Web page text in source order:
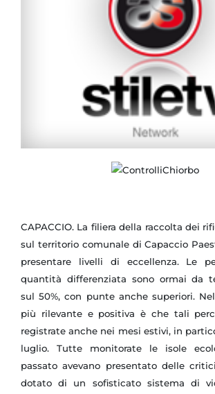
CAPACCIO. La filiera della raccolta dei
sul territorio comunale di Capaccio
presentare livelli di eccellenza. Le
quantità differenziata sono ormai da
sul 50%, con punte anche superiori.
più rilevante e positiva è che tali
registrate anche nei mesi estivi, in
luglio. Tutte monitorate le isole
passato avevano presentato delle
dotato di un sofisticato sistema di